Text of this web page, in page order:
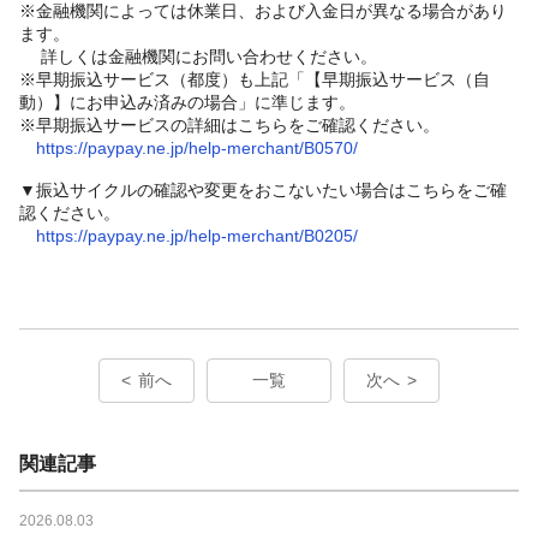
※金融機関によっては休業日、および入金日が異なる場合があり
ます。
詳しくは金融機関にお問い合わせください。
※早期振込サービス（都度）も上記「【早期振込サービス（自
動）】にお申込み済みの場合」に準じます。
※早期振込サービスの詳細はこちらをご確認ください。
https://paypay.ne.jp/help-merchant/B0570/
▼振込サイクルの確認や変更をおこないたい場合はこちらをご確
認ください。
https://paypay.ne.jp/help-merchant/B0205/
前へ 一覧 次へ
関連記事
2026.08.03